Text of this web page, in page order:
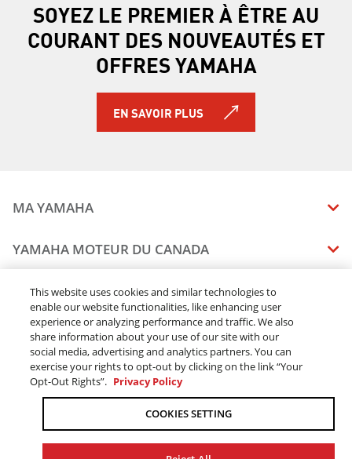
SOYEZ LE PREMIER À ÊTRE AU
COURANT DES NOUVEAUTÉS ET
OFFRES YAMAHA
EN SAVOIR PLUS
MA YAMAHA
MANUELS
ÉTAT DES RAPPELS DE VOTRE VÉHICULE
YAMAHA MOTEUR DU CANADA
CARRIERES
RESTONS DEHORS
BLOGUE
COMMUNIQUEZ AVEC NOUS
CONCESSIONNAIRES
TROUVEZ UN CONCESSIONNAIRE
DEVENEZ CONCESSIONNAIRE
CONCESSIONAIRE ÉLITE
MENTIONS JURIDIQUES
MODALITÉS ET CONDITIONS
ACOMPTE EN LIGNE MODALITÉS ET CONDITIONS
POLITIQUE DE CONFIDENTIALITÉ
L’ACCESSIBILITÉ
COMMANDES EN LIGNE
TRAITEMENT DES COMMANDES
This website uses cookies and similar technologies to
enable our website functionalities, like enhancing user
experience or analyzing performance and traffic. We also
share information about your use of our site with our
social media, advertising and analytics partners. You can
exercise your rights to opt-out by clicking on the link “Your
Opt-Out Rights”. Privacy Policy
COOKIES SETTING